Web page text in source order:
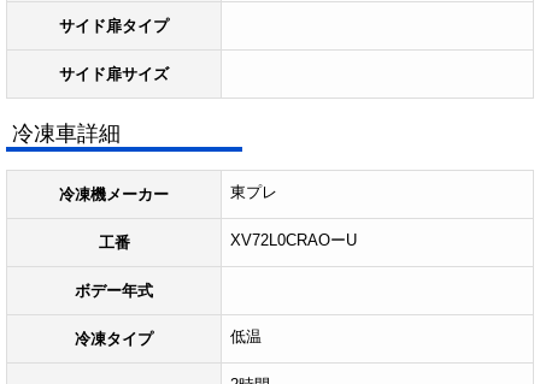
サイド扉タイプ
サイド扉サイズ
冷凍車詳細
冷凍機メーカー 東プレ
工番 XV72L0CRAOーU
ボデー年式
冷凍タイプ 低温